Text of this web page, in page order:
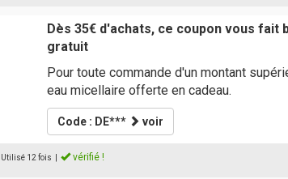
Dès 35€ d'achats, ce coupon vous fait
gratuit
Pour toute commande d'un montant
eau micellaire offerte en cadeau.
Code : DE*** voir
| Utilisé 12 fois vérifié !